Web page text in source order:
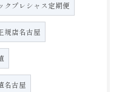
クプレシャス定期便
規店名古屋
名古屋